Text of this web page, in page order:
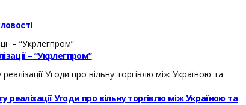
– “Укрлегпром”
реалізації Угоди про вільну торгівлю між Україною та